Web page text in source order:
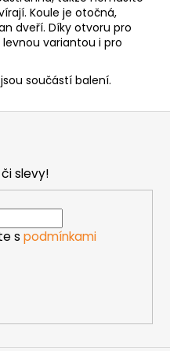
Koule je otočná,
dveří. Díky otvoru pro
variantou i pro
součástí balení.
slevy!
s podmínkami